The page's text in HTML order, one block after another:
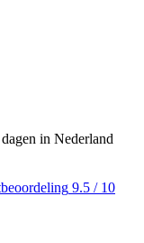
in Nederland
9.5 / 10